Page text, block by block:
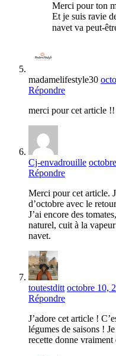
Merci pour ton
Et je suis ravie
navet va peut-
madamelifestyle30
Répondre
merci pour cet article
Cj-envadrouille
Répondre
Merci pour cet article.
d’octobre avec le
J’ai encore des
naturel, cuit à la
navet.
toutestditt octobre 10,
Répondre
J’adore cet article !
légumes de saisons !
recette donne